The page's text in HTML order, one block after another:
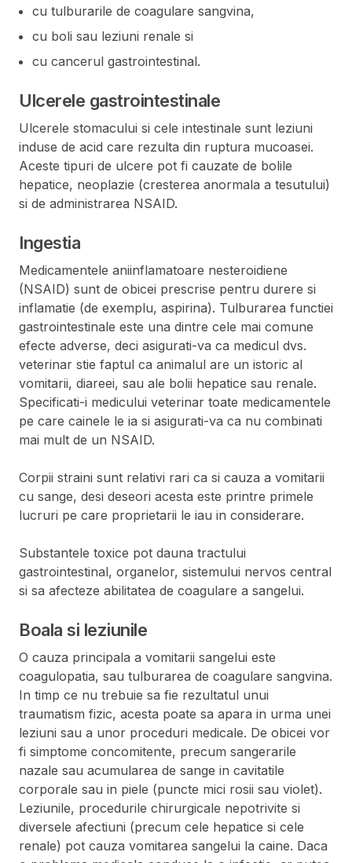
cu tulburarile de coagulare sangvina,
cu boli sau leziuni renale si
cu cancerul gastrointestinal.
Ulcerele gastrointestinale
Ulcerele stomacului si cele intestinale sunt leziuni
induse de acid care rezulta din ruptura mucoasei.
Aceste tipuri de ulcere pot fi cauzate de bolile
hepatice, neoplazie (cresterea anormala a tesutului)
si de administrarea NSAID.
Ingestia
Medicamentele aniinflamatoare nesteroidiene
(NSAID) sunt de obicei prescrise pentru durere si
inflamatie (de exemplu, aspirina). Tulburarea functiei
gastrointestinale este una dintre cele mai comune
efecte adverse, deci asigurati-va ca medicul dvs.
veterinar stie faptul ca animalul are un istoric al
vomitarii, diareei, sau ale bolii hepatice sau renale.
Specificati-i medicului veterinar toate medicamentele
pe care cainele le ia si asigurati-va ca nu combinati
mai mult de un NSAID.
Corpii straini sunt relativi rari ca si cauza a vomitarii
cu sange, desi deseori acesta este printre primele
lucruri pe care proprietarii le iau in considerare.
Substantele toxice pot dauna tractului
gastrointestinal, organelor, sistemului nervos central
si sa afecteze abilitatea de coagulare a sangelui.
Boala si leziunile
O cauza principala a vomitarii sangelui este
coagulopatia, sau tulburarea de coagulare sangvina.
In timp ce nu trebuie sa fie rezultatul unui
traumatism fizic, acesta poate sa apara in urma unei
leziuni sau a unor proceduri medicale. De obicei vor
fi simptome concomitente, precum sangerarile
nazale sau acumularea de sange in cavitatile
corporale sau in piele (puncte mici rosii sau violet).
Leziunile, procedurile chirurgicale nepotrivite si
diversele afectiuni (precum cele hepatice si cele
renale) pot cauza vomitarea sangelui la caine. Daca